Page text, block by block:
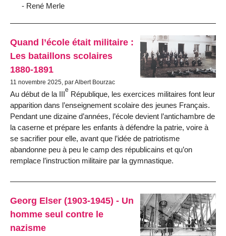
- René Merle
Quand l’école était militaire :
Les bataillons scolaires
1880-1891
11 novembre 2025, par Albert Bourzac
Au début de la IIIe République, les exercices militaires font leur
apparition dans l’enseignement scolaire des jeunes Français.
Pendant une dizaine d’années, l’école devient l’antichambre de
la caserne et prépare les enfants à défendre la patrie, voire à
se sacrifier pour elle, avant que l’idée de patriotisme
abandonne peu à peu le camp des républicains et qu’on
remplace l’instruction militaire par la gymnastique.
Georg Elser (1903-1945) - Un
homme seul contre le
nazisme